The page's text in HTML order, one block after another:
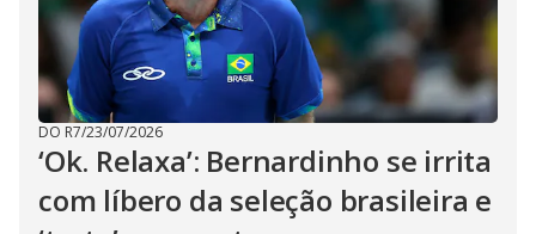
DO R7/23/07/2026
‘Ok. Relaxa’: Bernardinho se irrita
com líbero da seleção brasileira e